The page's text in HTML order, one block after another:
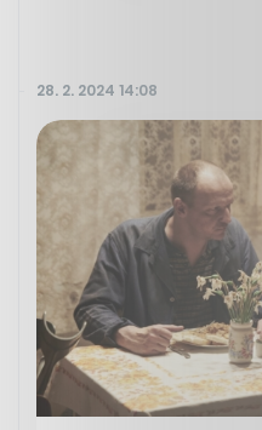
28. 2. 2024 14:08